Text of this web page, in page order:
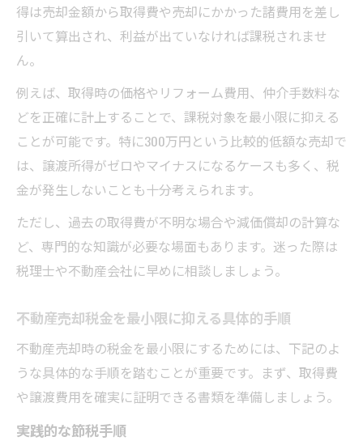
得は売却金額から取得費や売却にかかった諸費用を差し
引いて算出され、利益が出ていなければ課税されませ
ん。
例えば、取得時の価格やリフォーム費用、仲介手数料な
どを正確に計上することで、課税対象を最小限に抑える
ことが可能です。特に300万円という比較的低額な売却で
は、譲渡所得がゼロやマイナスになるケースも多く、税
金が発生しないことも十分考えられます。
ただし、過去の取得費が不明な場合や減価償却の計算な
ど、専門的な知識が必要な場面もあります。迷った際は
税理士や不動産会社に早めに相談しましょう。
不動産売却税金を最小限に抑える具体的手順
不動産売却時の税金を最小限にするためには、下記のよ
うな具体的な手順を踏むことが重要です。まず、取得費
や譲渡費用を確実に証明できる書類を準備しましょう。
実践的な節税手順